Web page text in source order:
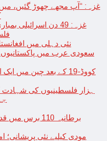
غزہ: “آپ مجھے چھوڑ گئیں،
غزہ: 49 دن
نئی دہلی میں
سعودی عرب میں پاکستانیوں
کووڈ-19 کے بعد چین
برطانیہ 110